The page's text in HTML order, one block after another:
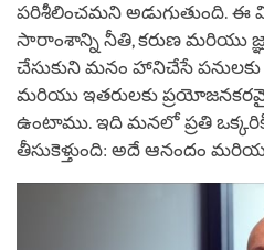
పరిశీలించమని అడుగుతుంది. ఈ
సారాంశాన్ని నీతి, కరుణ మరియు
చేసుకుని మనం హానిచేసే
మరియు ఇతరులకు
ఉంటాము. ఇది మనలో ప్రతి
తీసుకెళ్తుంది: అదే ఆనందం